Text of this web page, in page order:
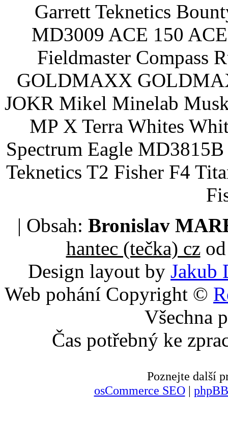
Garrett Teknetics
MD3009 ACE 150
Fieldmaster Compass
GOLDMAXX
JOKR Mikel Minelab
MP X Terra Whites
Spectrum Eagle
Teknetics T2 Fisher F4
| Obsah: Bronislav
hantec (tečka) czod
Design layout by Jakub
Web pohání Copyright ©
Všechna
Čas potřebný ke
Poznejte další
osCommerce SEO|